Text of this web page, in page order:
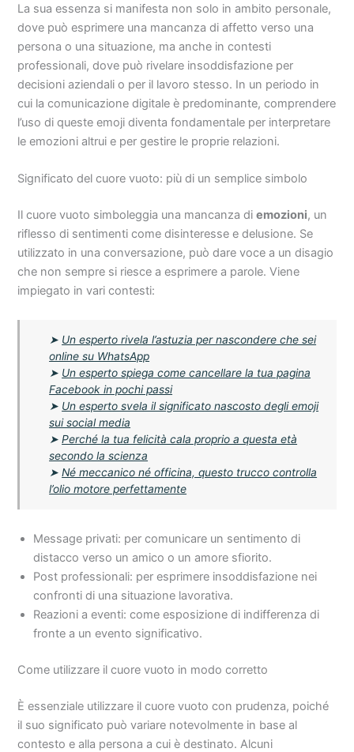
La sua essenza si manifesta non solo in ambito personale,
dove può esprimere una mancanza di affetto verso una
persona o una situazione, ma anche in contesti
professionali, dove può rivelare insoddisfazione per
decisioni aziendali o per il lavoro stesso. In un periodo in
cui la comunicazione digitale è predominante, comprendere
l’uso di queste emoji diventa fondamentale per interpretare
le emozioni altrui e per gestire le proprie relazioni.
Significato del cuore vuoto: più di un semplice simbolo
Il cuore vuoto simboleggia una mancanza diemozioni, un
riflesso di sentimenti come disinteresse e delusione. Se
utilizzato in una conversazione, può dare voce a un disagio
che non sempre si riesce a esprimere a parole. Viene
impiegato in vari contesti:
➤ Un esperto rivela l’astuzia per nascondere che sei
online su WhatsApp
➤ Un esperto spiega come cancellare la tua pagina
Facebook in pochi passi
➤ Un esperto svela il significato nascosto degli emoji
sui social media
➤Perché la tua felicità cala proprio a questa età
secondo la scienza
➤Né meccanico né officina, questo trucco controlla
l’olio motore perfettamente
Message privati: per comunicare un sentimento di
distacco verso un amico o un amore sfiorito.
Post professionali: per esprimere insoddisfazione nei
confronti di una situazione lavorativa.
Reazioni a eventi: come esposizione di indifferenza di
fronte a un evento significativo.
Come utilizzare il cuore vuoto in modo corretto
È essenziale utilizzare il cuore vuoto con prudenza, poiché
il suo significato può variare notevolmente in base al
contesto e alla persona a cui è destinato. Alcuni